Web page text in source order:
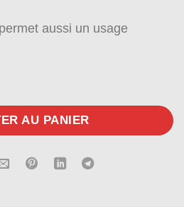
aussi un usage
sablé mat
AU PANIER